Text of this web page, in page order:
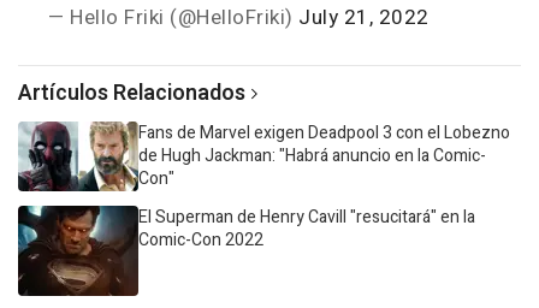
— Hello Friki (@HelloFriki) July 21, 2022
Artículos Relacionados
Fans de Marvel exigen Deadpool 3 con el Lobezno
de Hugh Jackman: "Habrá anuncio en la Comic-
Con"
El Superman de Henry Cavill "resucitará" en la
Comic-Con 2022